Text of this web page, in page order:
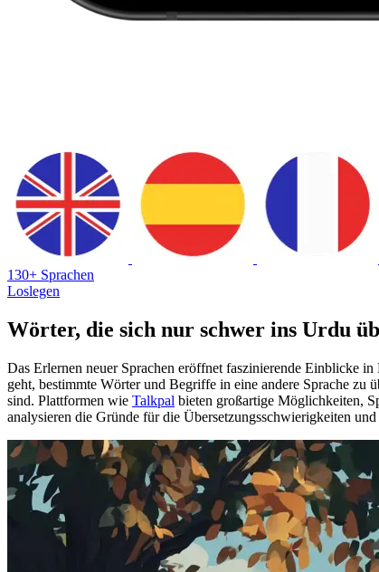
130+ Sprachen
Loslegen
Wörter, die sich nur schwer ins Urdu
Das Erlernen neuer Sprachen eröffnet faszinierende Einblicke
geht, bestimmte Wörter und Begriffe in eine andere Sprache zu
sind. Plattformen wie Talkpal bieten großartige Möglichkeiten,
analysieren die Gründe für die Übersetzungsschwierigkeiten